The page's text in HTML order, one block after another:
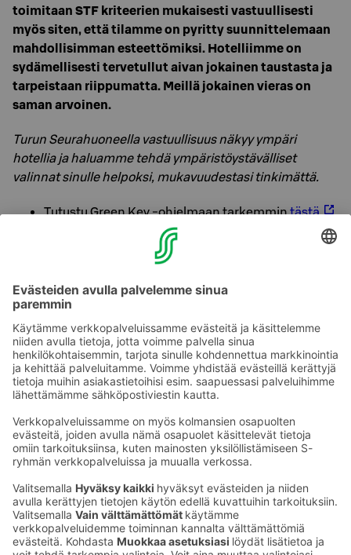
toimitaan STF kriteerien mukaisesti vastuullisesti
myös siten, että tilamme on pyritty suunnittelemaan
mahdollisimman esteettömiksi. Hotelliimme on
sydämellisesti tervetullut aivan jokainen taustasta ja
tarpeistaan riippumatta. Meillä jokainen vieras on
saman arvoinen.
Turun Seurahuoneella vastuullisuus näkyy ympäri
hotellia ja haluamme tehdä ympäristöystävälliset
valinnat sinulle helpoksi, mukavuudestasi tinkimättä.
Tutustu Green Key -ohjelmaan tarkemmintästä.
Tutustu Sustainable Travel Finland -ohjelmaan
Sokos Hotels ja vastuullisuus tutustuu lisää
Valitsemalla Green Key -merkityn hotellin olet
matkailua. Kiitos että välität!
Ota yhteyttä
Hotellien yhteystiedot
Asiakaspalvelun yhteystiedot›
Palaute
Anna palautetta
Sokos Hotels uutiskirje
Tilaa uutiskirje
Saat Sokos Hotellien uusimmat
edut ja uutiset sähköpostiisi
kuukausittain.
Palkinnot ja sertifikaatit
Sokos Hotels somessa
Sokos HotelsSokos Hotels
SokosSokos